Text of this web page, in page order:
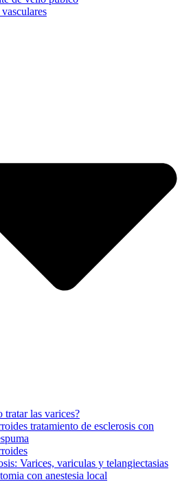
tratar las varices?
tratamiento de esclerosis con
Varices, variculas y telangiectasias
con anestesia local